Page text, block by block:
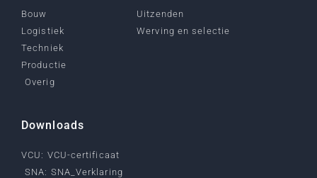
Bouw
Logistiek
Techniek
Productie
Overig
Uitzenden
Werving en selectie
Downloads
VCU: VCU-certificaat
SNA: SNA_Verklaring